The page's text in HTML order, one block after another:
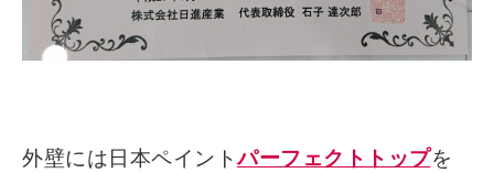
外壁には日本ペイントパーフェクトトップを